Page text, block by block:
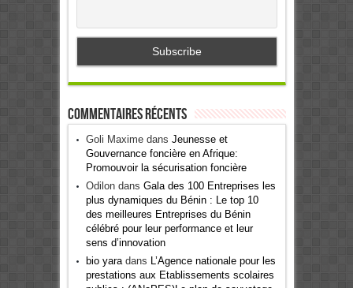
Commentaires récents
Goli Maximedans Jeunesse et
Gouvernance foncière en Afrique:
Promouvoir la sécurisation foncière
Odilondans Gala des 100 Entreprises les
plus dynamiques du Bénin : Le top 10
des meilleures Entreprises du Bénin
célébré pour leur performance et leur
sens d’innovation
bio yaradans
L’Agence nationale pour les
prestations aux Etablissements scolaires